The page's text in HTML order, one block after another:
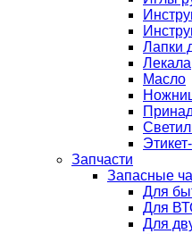
Лапки
Лекала
Масло
Запчасти
Запасные
Для
Для
Для